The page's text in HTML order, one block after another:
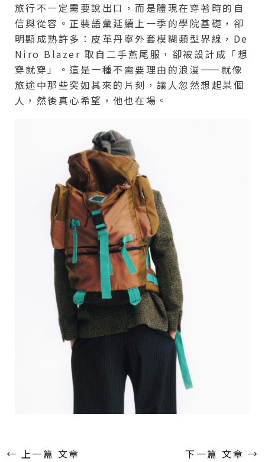
旅行不一定需要說出口，而是體現在穿著時的自
信與從容。正裝語彙延續上一季的學院基礎，卻
明顯成熟許多：皮革丹寧外套模糊類型界線，De
Niro Blazer 取自二手燕尾服，卻被設計成「想
穿就穿」。這是一種不需要理由的浪漫——就像
旅途中那些突如其來的片刻，讓人忽然想起某個
人，然後真心希望，他也在場。
← 上一篇 文章 下一篇 文章 →